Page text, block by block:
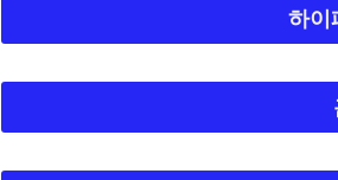
하이